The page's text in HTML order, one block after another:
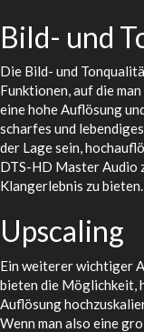
Bild- und
Die Bild- und
Funktionen, auf die
eine hohe Auflösung
scharfes und
der Lage sein,
DTS-HD Master Audio
Klangerlebnis zu bieten.
Upscaling
Ein weiterer wichtiger
bieten die Möglichkeit,
Auflösung
Wenn man also eine